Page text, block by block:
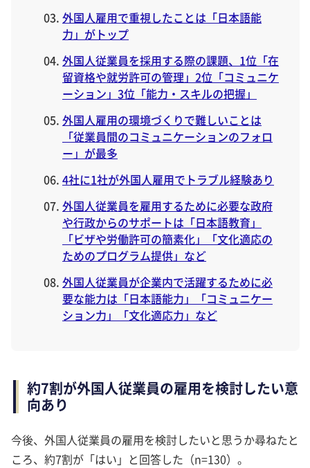
外国人雇用で重視したことは「日本語能
力」がトップ
外国人従業員を採用する際の課題、1位「在
留資格や就労許可の管理」2位「コミュニケ
ーション」3位「能力・スキルの把握」
外国人雇用の環境づくりで難しいことは
「従業員間のコミュニケーションのフォロ
ー」が最多
4社に1社が外国人雇用でトラブル経験あり
外国人従業員を雇用するために必要な政府
や行政からのサポートは「日本語教育」
「ビザや労働許可の簡素化」「文化適応の
ためのプログラム提供」など
外国人従業員が企業内で活躍するために必
要な能力は「日本語能力」「コミュニケー
ション力」「文化適応力」など
約7割が外国人従業員の雇用を検討したい意
向あり
今後、外国人従業員の雇用を検討したいと思うか尋ねたと
ころ、約7割が「はい」と回答した（n=130）。